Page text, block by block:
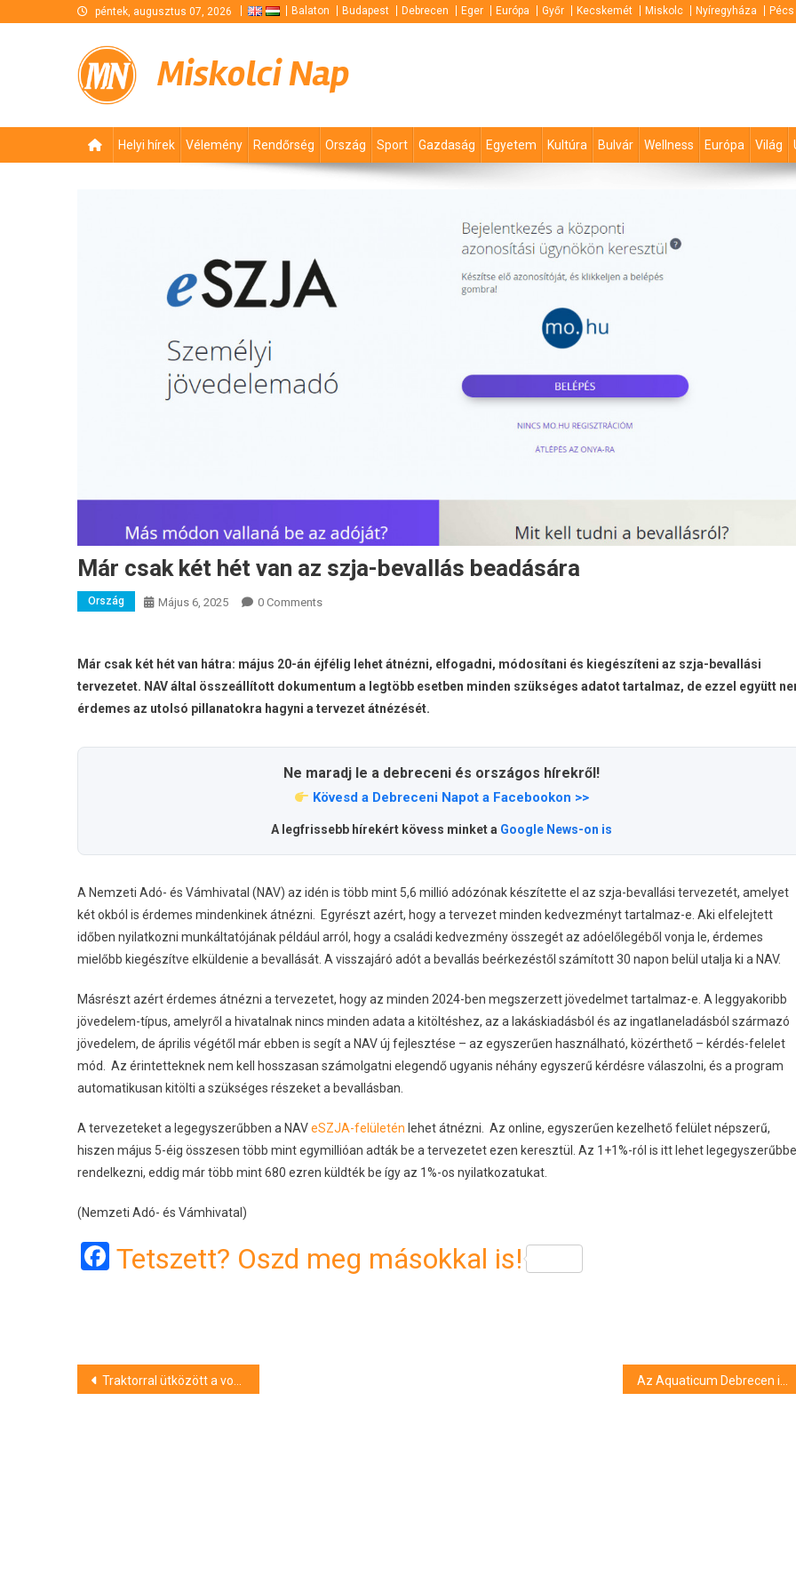
péntek, augusztus 07, 2026 Balaton Budapest Debrecen Eger Európa Győr Kecskemét Miskolc Nyíregyháza Pécs
Miskolci Nap
Helyi hírek Vélemény Rendőrség Ország Sport Gazdaság Egyetem Kultúra Bulvár Wellness Európa Világ
Már csak két hét van az szja-bevallás beadására
Ország Május 6, 2025 0 Comments
Már csak két hét van hátra: május 20-án éjfélig lehet átnézni, elfogadni, módosítani és kiegészíteni az szja-bevallási
tervezetet. NAV által összeállított dokumentum a legtöbb esetben minden szükséges adatot tartalmaz, de ezzel együtt
érdemes az utolsó pillanatokra hagyni a tervezet átnézését.
Ne maradj le a debreceni és országos hírekről!
Kövesd a Debreceni Napot a Facebookon >>
A legfrissebb hírekért kövess minket a Google News-on is
A Nemzeti Adó- és Vámhivatal (NAV) az idén is több mint 5,6 millió adózónak készítette el az szja-bevallási tervezetét, amelyet
két okból is érdemes mindenkinek átnézni. Egyrészt azért, hogy a tervezet minden kedvezményt tartalmaz-e. Aki elfelejtett
időben nyilatkozni munkáltatójának például arról, hogy a családi kedvezmény összegét az adóelőlegéből vonja le, érdemes
mielőbb kiegészítve elküldenie a bevallását. A visszajáró adót a bevallás beérkezéstől számított 30 napon belül utalja ki a NAV.
Másrészt azért érdemes átnézni a tervezetet, hogy az minden 2024-ben megszerzett jövedelmet tartalmaz-e. A leggyakoribb
jövedelem-típus, amelyről a hivatalnak nincs minden adata a kitöltéshez, az a lakáskiadásból és az ingatlaneladásból származó
jövedelem, de április végétől már ebben is segít a NAV új fejlesztése – az egyszerűen használható, közérthető – kérdés-felelet
mód. Az érintetteknek nem kell hosszasan számolgatni elegendő ugyanis néhány egyszerű kérdésre válaszolni, és a program
automatikusan kitölti a szükséges részeket a bevallásban.
A tervezeteket a legegyszerűbben a NAVeSZJA-felületén lehet átnézni. Az online, egyszerűen kezelhető felület népszerű,
hiszen május 5-éig összesen több mint egymillióan adták be a tervezetet ezen keresztül. Az 1+1%-ról is itt lehet
rendelkezni, eddig már több mint 680 ezren küldték be így az 1%-os nyilatkozatukat.
(Nemzeti Adó- és Vámhivatal)
Facebook
Tetszett? Oszd meg másokkal is!
Bejegyzés
Traktorral ütközött a vonat Tiszalökön Az Aquaticum Debrecen is ott lesz a DKV nyílt napján